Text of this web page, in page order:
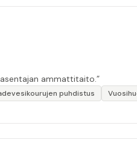
ammattitaito.”
puhdistus